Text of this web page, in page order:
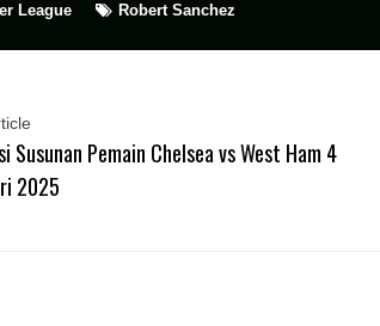
League Robert Sanchez
Susunan Pemain Chelsea vs West Ham 4
2025